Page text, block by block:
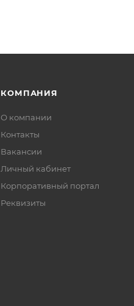
КОМПАНИЯ
О компании
Контакты
Вакансии
Личный кабинет
Корпоративный портал
Реквизиты